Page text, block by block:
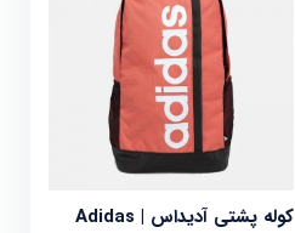
کوله پشتی آدیداس | Adidas